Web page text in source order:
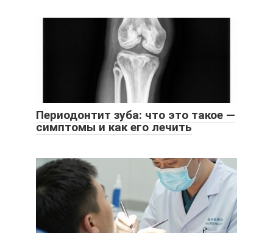
Периодонтит зуба: что это такое —
симптомы и как его лечить